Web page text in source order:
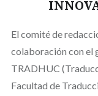
El comité de
colaboración con el
TRADHUC
Facultad de